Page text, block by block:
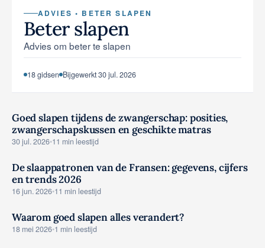
Tools & Simulators
ADVIES • BETER SLAPEN
Beter slapen
Advies om beter te slapen
18 gidsen Bijgewerkt 30 jul. 2026
ADVIES
Goed slapen tijdens de zwangerschap: posities,
zwangerschapskussen en geschikte matras
30 jul. 2026•11 min leestijd
ADVIES
De slaappatronen van de Fransen: gegevens, cijfers
en trends 2026
16 jun. 2026•11 min leestijd
ADVIES
Waarom goed slapen alles verandert?
18 mei 2026•1 min leestijd